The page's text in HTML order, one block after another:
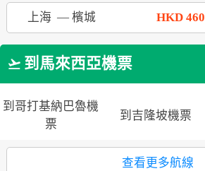
上海 — 檳城 HKD 460
 到馬來西亞機票
到哥打基納巴魯機
票
到吉隆坡機票
查看更多航線